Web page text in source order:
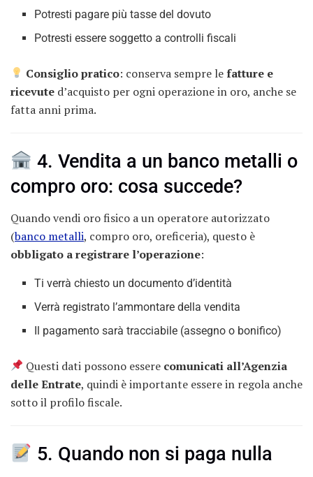
Potresti pagare più tasse del dovuto
Potresti essere soggetto a controlli fiscali
Consiglio pratico: conserva sempre lefatture e
ricevute d’acquisto per ogni operazione in oro, anche se
fatta anni prima.
4. Vendita a un banco metalli o
compro oro: cosa succede?
Quando vendi oro fisico a un operatore autorizzato
(banco metalli, compro oro, oreficeria), questo è
obbligato a registrare l’operazione:
Ti verrà chiesto un documento d’identità
Verrà registrato l’ammontare della vendita
Il pagamento sarà tracciabile (assegno o bonifico)
Questi dati possono essere comunicati all’Agenzia
delle Entrate, quindi è importante essere in regola anche
sotto il profilo fiscale.
5. Quando non si paga nulla